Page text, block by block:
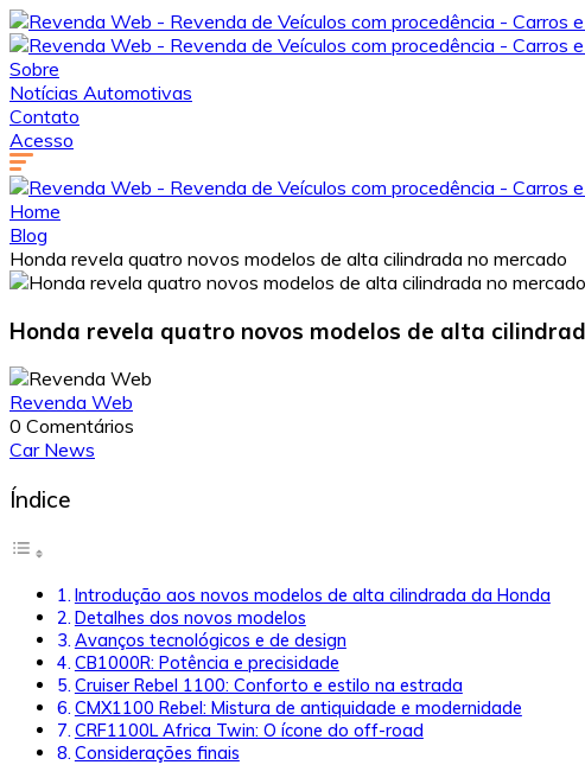
Sobre
Notícias Automotivas
Contato
Acesso
Home
Blog
Honda revela quatro novos modelos de alta cilindrada no mercado
Honda revela quatro novos modelos de alta
Revenda Web
0 Comentários
Car News
Índice
Introdução aos novos modelos de alta cilindrada da Honda
Detalhes dos novos modelos
Avanços tecnológicos e de design
CB1000R: Potência e precisidade
Cruiser Rebel 1100: Conforto e estilo na estrada
CMX1100 Rebel: Mistura de antiquidade e modernidade
CRF1100L Africa Twin: O ícone do off-road
Considerações finais